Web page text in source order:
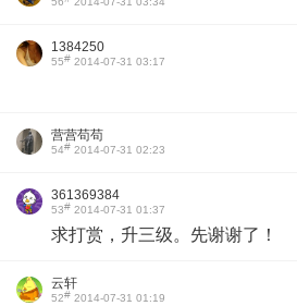
1384250
55# 2014-07-31 03:17
营营苟苟
54# 2014-07-31 02:23
361369384
53# 2014-07-31 01:37
求打赏，升三级。 先谢谢了！
云轩
52# 2014-07-31 01:19